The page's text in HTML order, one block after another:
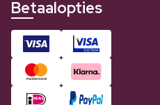
Betaalopties